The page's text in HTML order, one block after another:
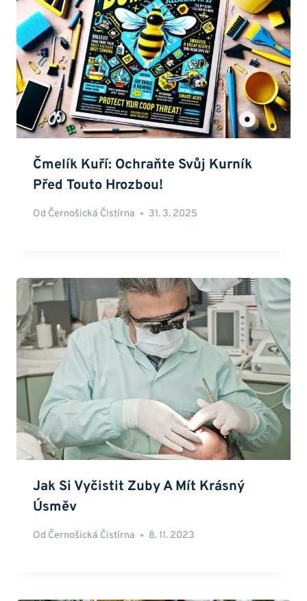
Čmelík Kuří: Ochraňte Svůj Kurník
Před Touto Hrozbou!
Od Černošická Čistírna 31. 3. 2025
Jak Si Vyčistit Zuby A Mít Krásný
Úsměv
Od Černošická Čistírna 8. 11. 2023